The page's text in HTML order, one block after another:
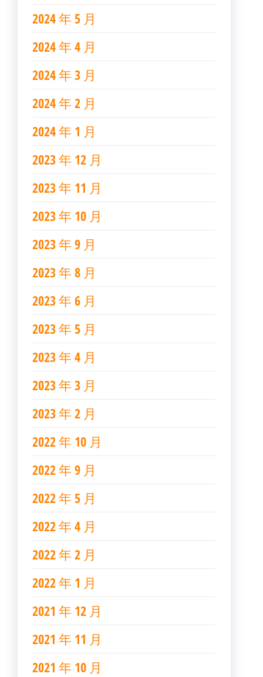
2024 年 5 月
2024 年 4 月
2024 年 3 月
2024 年 2 月
2024 年 1 月
2023 年 12 月
2023 年 11 月
2023 年 10 月
2023 年 9 月
2023 年 8 月
2023 年 6 月
2023 年 5 月
2023 年 4 月
2023 年 3 月
2023 年 2 月
2022 年 10 月
2022 年 9 月
2022 年 5 月
2022 年 4 月
2022 年 2 月
2022 年 1 月
2021 年 12 月
2021 年 11 月
2021 年 10 月